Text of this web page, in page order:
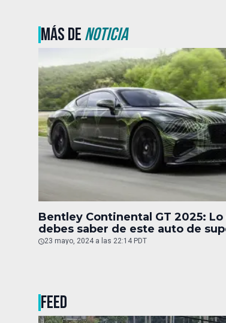
MÁS DENOTICIA
Bentley Continental GT 2025: Lo
debes saber de este auto de
23 mayo, 2024 a las 22:14 PDT
FEED